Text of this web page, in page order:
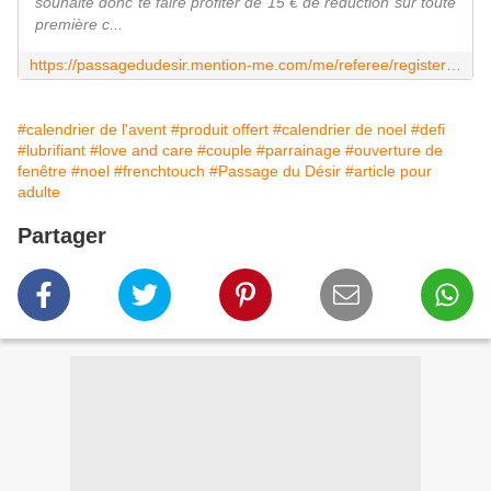
première c...
#calendrier de l'avent #produit offert #calendrier de noel #defi
#lubrifiant #love and care #couple #parrainage #ouverture de
fenêtre #noel #frenchtouch #Passage du Désir #article pour
adulte
Partager